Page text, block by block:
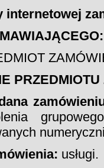
internetowej
usługi.